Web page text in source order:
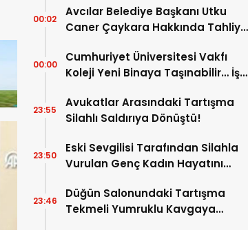
Avcılar Belediye Başkanı Utku
Caner Çaykara Hakkında Tahliye
00:02
Cumhuriyet Üniversitesi Vakfı
Koleji Yeni Binaya Taşınabilir… İşte
00:00
Avukatlar Arasındaki Tartışma
Silahlı Saldırıya Dönüştü!
23:55
Eski Sevgilisi Tarafından Silahla
Vurulan Genç Kadın Hayatını
23:50
Düğün Salonundaki Tartışma
Tekmeli Yumruklu Kavgaya
23:46